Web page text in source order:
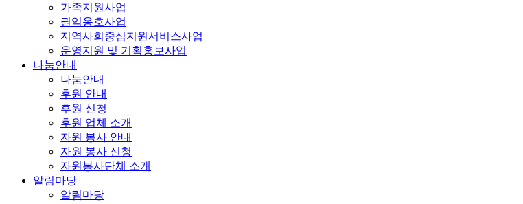
가족지원사업
권익옹호사업
지역사회중심지원서비스사업
운영지원 및 기획홍보사업
나눔안내
나눔안내
후원 안내
후원 신청
후원 업체 소개
자원 봉사 안내
자원 봉사 신청
자원봉사단체 소개
알림마당
알림마당